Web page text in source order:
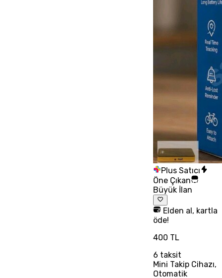
Plus Satıcı
Öne Çıkan
Büyük İlan
Elden al, kartla
öde!
400 TL
6 taksit
Mini Takip Cihazı,
Otomatik